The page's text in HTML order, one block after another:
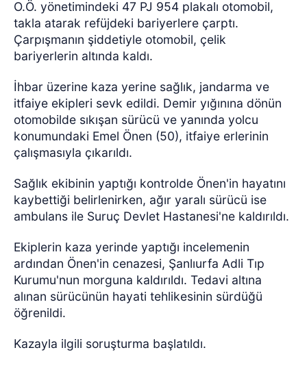
O.Ö. yönetimindeki 47 PJ 954 plakalı otomobil,
takla atarak refüjdeki bariyerlere çarptı.
Çarpışmanın şiddetiyle otomobil, çelik
bariyerlerin altında kaldı.
İhbar üzerine kaza yerine sağlık, jandarma ve
itfaiye ekipleri sevk edildi. Demir yığınına dönün
otomobilde sıkışan sürücü ve yanında yolcu
konumundaki Emel Önen (50), itfaiye erlerinin
çalışmasıyla çıkarıldı.
Sağlık ekibinin yaptığı kontrolde Önen'in hayatını
kaybettiği belirlenirken, ağır yaralı sürücü ise
ambulans ile Suruç Devlet Hastanesi'ne kaldırıldı.
Ekiplerin kaza yerinde yaptığı incelemenin
ardından Önen'in cenazesi, Şanlıurfa Adli Tıp
Kurumu'nun morguna kaldırıldı. Tedavi altına
alınan sürücünün hayati tehlikesinin sürdüğü
öğrenildi.
Kazayla ilgili soruşturma başlatıldı.